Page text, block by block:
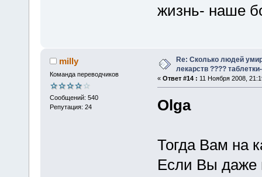
жизнь- наше
milly
Команда переводчиков
Сообщений: 540
Репутация: 24
Re: Сколько людей
лекарств ????
« Ответ #14 : 11 Ноября 2008,
Olga
Тогда Вам на
Если Вы даже